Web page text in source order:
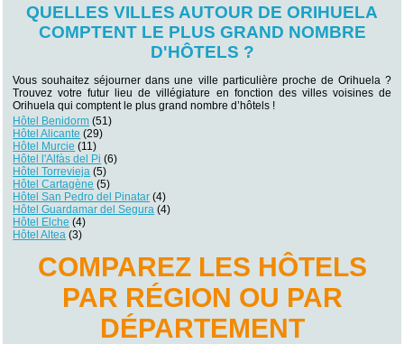
QUELLES VILLES AUTOUR DE ORIHUELA
COMPTENT LE PLUS GRAND NOMBRE
D'HÔTELS ?
Vous souhaitez séjourner dans une ville particulière proche de Orihuela ?
Trouvez votre futur lieu de villégiature en fonction des villes voisines de
Orihuela qui comptent le plus grand nombre d’hôtels !
Hôtel Benidorm (51)
Hôtel Alicante (29)
Hôtel Murcie (11)
Hôtel l'Alfàs del Pi (6)
Hôtel Torrevieja (5)
Hôtel Cartagène (5)
Hôtel San Pedro del Pinatar (4)
Hôtel Guardamar del Segura (4)
Hôtel Elche (4)
Hôtel Altea (3)
COMPAREZ LES HÔTELS
PAR RÉGION OU PAR
DÉPARTEMENT